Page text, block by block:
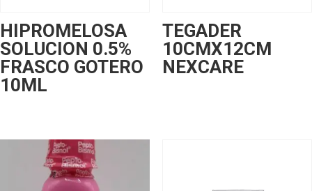
HIPROMELOSA
SOLUCION 0.5%
FRASCO GOTERO
10ML
TEGADER
10CMX12CM
NEXCARE